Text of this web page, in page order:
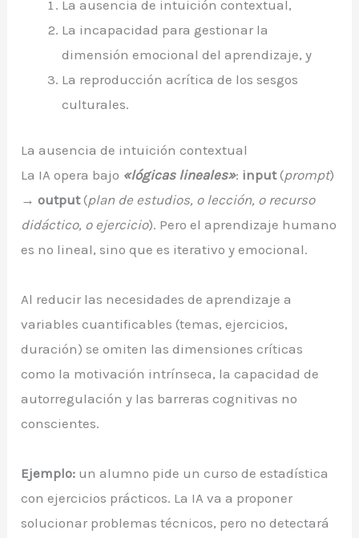
La ausencia de intuición contextual,
La incapacidad para gestionar la
dimensión emocional del aprendizaje, y
La reproducción acrítica de los sesgos
culturales.
La ausencia de intuición contextual
La IA opera bajo «lógicas lineales»: input(prompt)
→output(plan de estudios, o lección, o recurso
didáctico, o ejercicio). Pero el aprendizaje humano
es no lineal, sino que es iterativo y emocional.
Al reducir las necesidades de aprendizaje a
variables cuantificables (temas, ejercicios,
duración) se omiten las dimensiones críticas
como la motivación intrínseca, la capacidad de
autorregulación y las barreras cognitivas no
conscientes.
Ejemplo: un alumno pide un curso de estadística
con ejercicios prácticos. La IA va a proponer
solucionar problemas técnicos, pero no detectará